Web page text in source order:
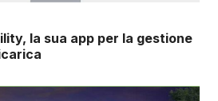
la sua app per la gestione